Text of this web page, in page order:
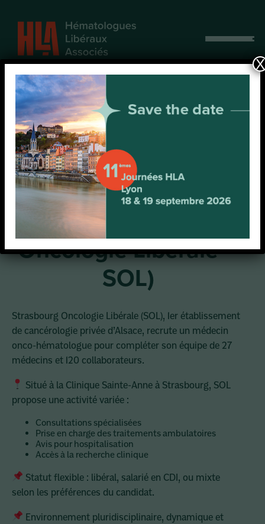
menu
[OFFRE D’EMPLOI]
Médecin Onco-
Hématologue –
Strasbourg
(Strasbourg
Oncologie Libérale –
SOL)
Strasbourg Oncologie Libérale (SOL), 1er établissement
de cancérologie privée d’Alsace, recrute un médecin
onco-hématologue pour compléter son équipe de 27
médecins et 120 collaborateurs.
Situé à la Clinique Sainte-Anne à Strasbourg, SOL
propose une activité variée :
Consultations spécialisées
Prise en charge des traitements ambulatoires
Avis pour hospitalisation
Accès à la recherche clinique
Statut flexible : libéral, salarié en CDI, ou mixte
selon les préférences du candidat.
Environnement pluridisciplinaire, dynamique et
X